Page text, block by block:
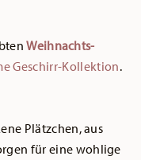
Weihnachts-
Geschirr-Kollektion.
Plätzchen, aus
für eine wohlige